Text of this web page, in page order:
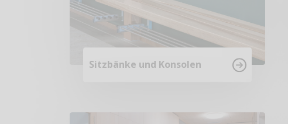
Sitzbänke und Konsolen